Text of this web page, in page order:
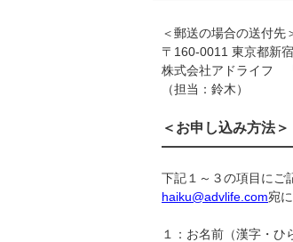
＜郵送の場合の送付先
〒160-0011 東京都新
株式会社アドライフ
（担当：鈴木）
＜お申し込み方法＞
下記１～３の項目にご
haiku@advlife.com宛
１：お名前（漢字・ひ